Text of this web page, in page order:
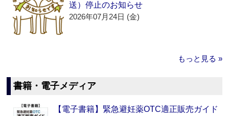
送）停止のお知らせ
2026年07月24日 (金)
もっと見る »
書籍・電子メディア
【電子書籍】緊急避妊薬OTC適正販売ガイド